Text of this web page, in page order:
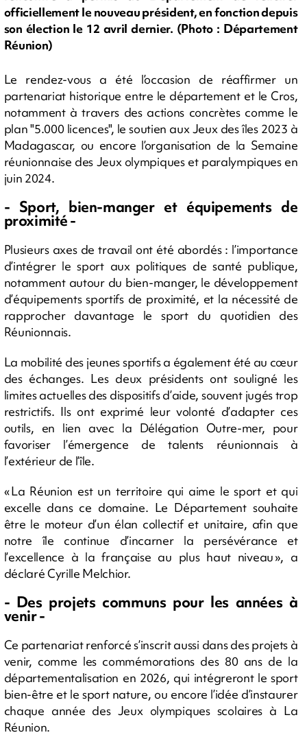
officiellement le nouveau président, en fonction depuis
son élection le 12 avril dernier. (Photo : Département
Réunion)
Le rendez-vous a été l’occasion de réaffirmer un
partenariat historique entre le département et le Cros,
notamment à travers des actions concrètes comme le
plan "5.000 licences", le soutien aux Jeux des îles 2023 à
Madagascar, ou encore l’organisation de la Semaine
réunionnaise des Jeux olympiques et paralympiques en
juin 2024.
- Sport, bien-manger et équipements de
proximité -
Plusieurs axes de travail ont été abordés : l’importance
d’intégrer le sport aux politiques de santé publique,
notamment autour du bien-manger, le développement
d’équipements sportifs de proximité, et la nécessité de
rapprocher davantage le sport du quotidien des
Réunionnais.
La mobilité des jeunes sportifs a également été au cœur
des échanges. Les deux présidents ont souligné les
limites actuelles des dispositifs d’aide, souvent jugés trop
restrictifs. Ils ont exprimé leur volonté d’adapter ces
outils, en lien avec la Délégation Outre-mer, pour
favoriser l’émergence de talents réunionnais à
l’extérieur de l’île.
« La Réunion est un territoire qui aime le sport et qui
excelle dans ce domaine. Le Département souhaite
être le moteur d’un élan collectif et unitaire, afin que
notre île continue d’incarner la persévérance et
l’excellence à la française au plus haut niveau », a
déclaré Cyrille Melchior.
- Des projets communs pour les années à
venir -
Ce partenariat renforcé s’inscrit aussi dans des projets à
venir, comme les commémorations des 80 ans de la
départementalisation en 2026, qui intégreront le sport
bien-être et le sport nature, ou encore l’idée d’instaurer
chaque année des Jeux olympiques scolaires à La
Réunion.